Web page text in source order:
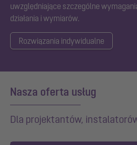
uwzględniające szczególne
działania i wymiarów.
Rozwiązania indywidualne
Nasza oferta usług
Dla projektantów,